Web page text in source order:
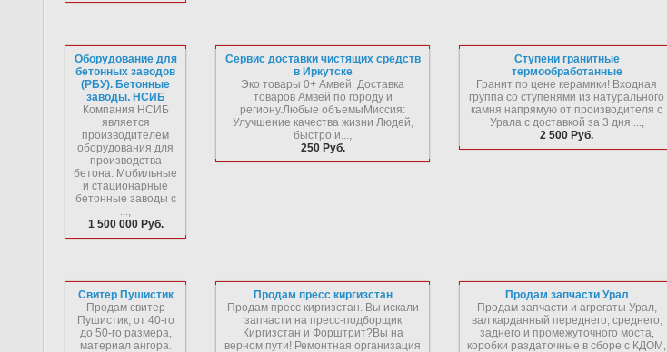
Оборудование для
бетонных заводов
(РБУ). Бетонные
заводы. НСИБ
Компания НСИБ
является
производителем
оборудования для
производства
бетона. Мобильные
и стационарные
бетонные заводы с
...,
1 500 000 Руб.
Сервис доставки чистящих средств
в Иркутске
Эко товары 0+ Амвей. Доставка
товаров Амвей по городу и
региону.Любые объемыМиссия:
Улучшение качества жизни Людей,
быстро и...,
250 Руб.
Ступени гранитные
термообработанные
Гранит по цене керамики! Входная
группа со ступенями из натурального
камня напрямую от производителя с
Урала с доставкой за 3 дня....,
2 500 Руб.
Свитер Пушистик
Продам свитер
Пушистик, от 40-го
до 50-го размера,
материал ангора.
Продам пресс киргизстан
Продам пресс киргизстан. Вы искали
запчасти на пресс-подборщик
Киргизстан и Форштрит?Вы на
верном пути! Ремонтная организация
Продам запчасти Урал
Продам запчасти и агрегаты Урал,
вал карданный переднего, среднего,
заднего и промежуточного моста,
коробки раздаточные в сборе с КДОМ,